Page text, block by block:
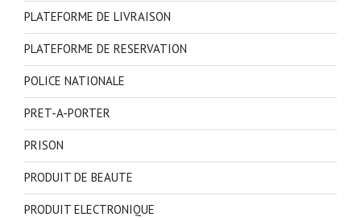
PLATEFORME DE LIVRAISON
PLATEFORME DE RESERVATION
POLICE NATIONALE
PRET-A-PORTER
PRISON
PRODUIT DE BEAUTE
PRODUIT ELECTRONIQUE